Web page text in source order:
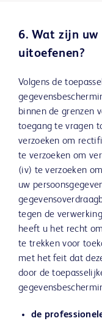
6. Wat zijn uw
uitoefenen?
Volgens de
binnen de grenzen
toegang te vragen
verzoeken om
te verzoeken om
(iv) te verzoeken
uw
tegen de
heeft u het recht
te trekken voor
met het feit dat
door de
de